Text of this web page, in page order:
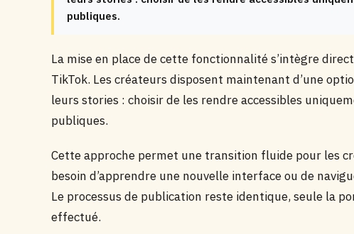
publiques.
La mise en place de cette fonctionnalité s’intègre
TikTok. Les créateurs disposent maintenant d’une
leurs stories : choisir de les rendre accessibles
publiques.
Cette approche permet une transition fluide pour les
besoin d’apprendre une nouvelle interface ou de
Le processus de publication reste identique, seule la
effectué.